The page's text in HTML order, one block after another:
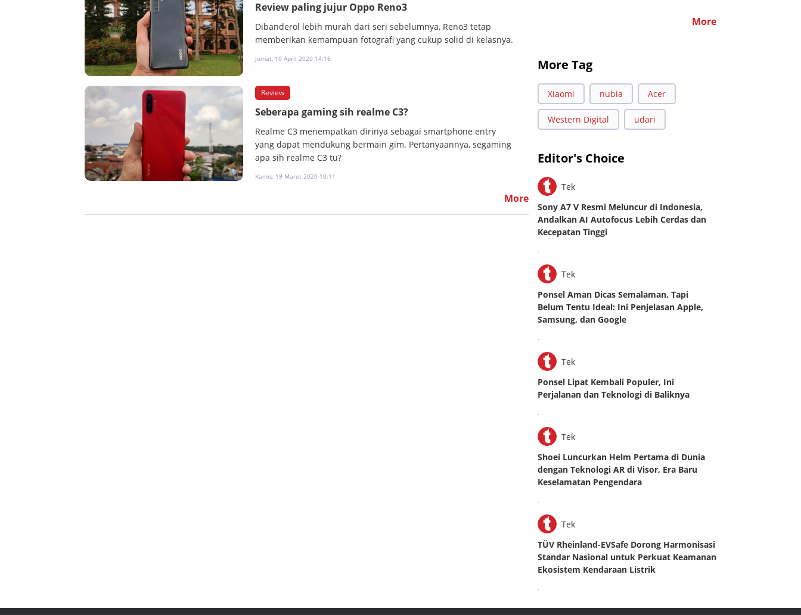
Review paling jujur Oppo Reno3
Dibanderol lebih murah dari seri sebelumnya, Reno3 tetap
memberikan kemampuan fotografi yang cukup solid di kelasnya.
Jumat, 10 April 2020 14:16
Review
Seberapa gaming sih realme C3?
Realme C3 menempatkan dirinya sebagai smartphone entry
yang dapat mendukung bermain gim. Pertanyaannya, segaming
apa sih realme C3 tu?
Kamis, 19 Maret 2020 10:11
More
More
More Tag
Xiaomi nubia Acer
Western Digital udari
Editor's Choice
Tek
Sony A7 V Resmi Meluncur di Indonesia,
Andalkan AI Autofocus Lebih Cerdas dan
Kecepatan Tinggi
.
Tek
Ponsel Aman Dicas Semalaman, Tapi
Belum Tentu Ideal: Ini Penjelasan Apple,
Samsung, dan Google
.
Tek
Ponsel Lipat Kembali Populer, Ini
Perjalanan dan Teknologi di Baliknya
.
Tek
Shoei Luncurkan Helm Pertama di Dunia
dengan Teknologi AR di Visor, Era Baru
Keselamatan Pengendara
.
Tek
TÜV Rheinland-EVSafe Dorong Harmonisasi
Standar Nasional untuk Perkuat Keamanan
Ekosistem Kendaraan Listrik
.